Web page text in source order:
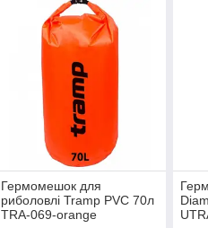
Гермомешок для
риболовлі Tramp PVC 70л
TRA-069-orange